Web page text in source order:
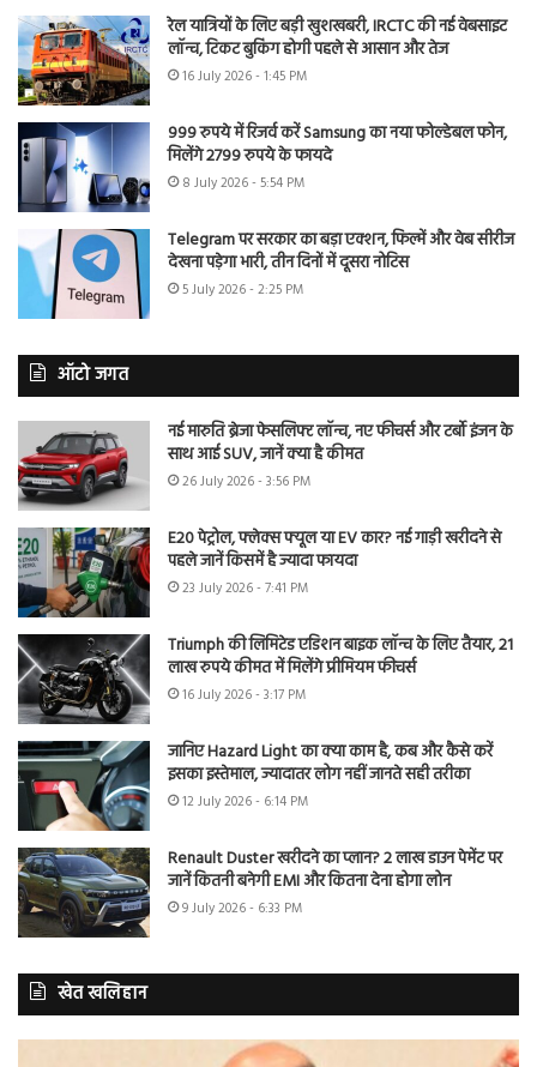
रेल यात्रियों के लिए बड़ी खुशखबरी, IRCTC की नई वेबसाइट
लॉन्च, टिकट बुकिंग होगी पहले से आसान और तेज
16 July 2026 - 1:45 PM
999 रुपये में रिजर्व करें Samsung का नया फोल्डेबल फोन,
मिलेंगे 2799 रुपये के फायदे
8 July 2026 - 5:54 PM
Telegram पर सरकार का बड़ा एक्शन, फिल्में और वेब सीरीज
देखना पड़ेगा भारी, तीन दिनों में दूसरा नोटिस
5 July 2026 - 2:25 PM
ऑटो जगत
नई मारुति ब्रेजा फेसलिफ्ट लॉन्च, नए फीचर्स और टर्बो इंजन के
साथ आई SUV, जानें क्या है कीमत
26 July 2026 - 3:56 PM
E20 पेट्रोल, फ्लेक्स फ्यूल या EV कार? नई गाड़ी खरीदने से
पहले जानें किसमें है ज्यादा फायदा
23 July 2026 - 7:41 PM
Triumph की लिमिटेड एडिशन बाइक लॉन्च के लिए तैयार, 21
लाख रुपये कीमत में मिलेंगे प्रीमियम फीचर्स
16 July 2026 - 3:17 PM
जानिए Hazard Light का क्या काम है, कब और कैसे करें
इसका इस्तेमाल, ज्यादातर लोग नहीं जानते सही तरीका
12 July 2026 - 6:14 PM
Renault Duster खरीदने का प्लान? 2 लाख डाउन पेमेंट पर
जानें कितनी बनेगी EMI और कितना देना होगा लोन
9 July 2026 - 6:33 PM
खेत खलिहान